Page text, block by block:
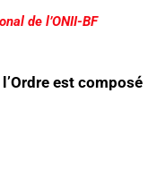
de l’ONII-BF
est composé